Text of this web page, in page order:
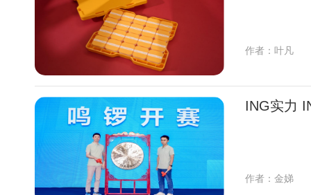
作者：叶凡
ING实力
作者：金娣